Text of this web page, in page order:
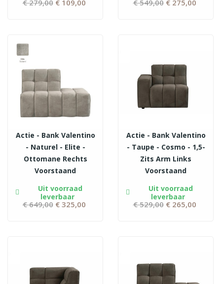
Normale
€ 279,00 € 109,00
Normale
€ 549,00 € 275,00
Actie - Bank Valentino
- Naturel - Elite -
Ottomane Rechts
Voorstaand
Uit voorraad
leverbaar
Normale
€ 649,00 € 325,00
Actie - Bank Valentino
- Taupe - Cosmo - 1,5-
Zits Arm Links
Voorstaand
Uit voorraad
leverbaar
Normale
€ 529,00 € 265,00